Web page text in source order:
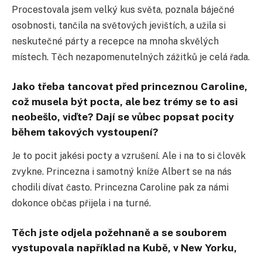
Procestovala jsem velký kus světa, poznala báječné
osobnosti, tančila na světových jevištích, a užila si
neskutečné párty a recepce na mnoha skvělých
místech. Těch nezapomenutelných zážitků je celá řada.
Jako třeba tancovat před princeznou Caroline,
což musela být pocta, ale bez trémy se to asi
neobešlo, viďte? Dají se vůbec popsat pocity
během takových vystoupení?
Je to pocit jakési pocty a vzrušení. Ale i na to si člověk
zvykne. Princezna i samotný kníže Albert se na nás
chodili dívat často. Princezna Caroline pak za námi
dokonce občas přijela i na turné.
Těch jste odjela požehnaně a se souborem
vystupovala například na Kubě, v New Yorku,